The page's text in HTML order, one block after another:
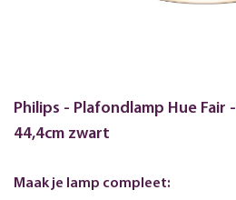
Philips - Plafondlamp Hue Fair
44,4cm zwart
Maak je lamp compleet: